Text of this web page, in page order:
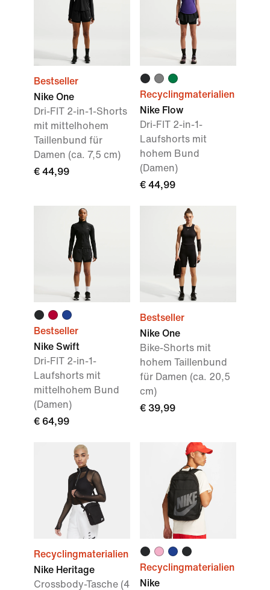
Bestseller
Nike One
Dri-FIT 2-in-1-Shorts
mit mittelhohem
Taillenbund für
Damen (ca. 7,5 cm)
€ 44,99
Recyclingmaterialien
Nike Flow
Dri-FIT 2-in-1-
Laufshorts mit
hohem Bund
(Damen)
€ 44,99
Bestseller
Nike Swift
Dri-FIT 2-in-1-
Laufshorts mit
mittelhohem Bund
(Damen)
€ 64,99
Bestseller
Nike One
Bike-Shorts mit
hohem Taillenbund
für Damen (ca. 20,5
cm)
€ 39,99
Recyclingmaterialien
Nike Heritage
Crossbody-Tasche (4
Recyclingmaterialien
Nike